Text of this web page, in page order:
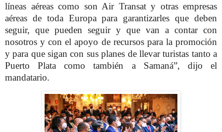
líneas aéreas como son Air Transat y otras empresas
aéreas de toda Europa para garantizarles que deben
seguir, que pueden seguir y que van a contar con
nosotros y con el apoyo de recursos para la promoción
y para que sigan con sus planes de llevar turistas tanto a
Puerto Plata como también a Samaná”, dijo el
mandatario.